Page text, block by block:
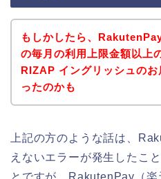
もしかしたら、
の毎月の利用上限金額以上
RIZAP イングリッシュのお
ったのかも
上記の方のような話は、
えないエラーが発生したこ
とですが、RakutenPay（楽